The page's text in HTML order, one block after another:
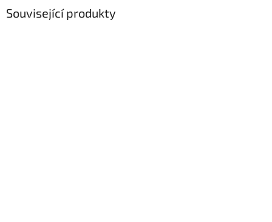
Související produkty